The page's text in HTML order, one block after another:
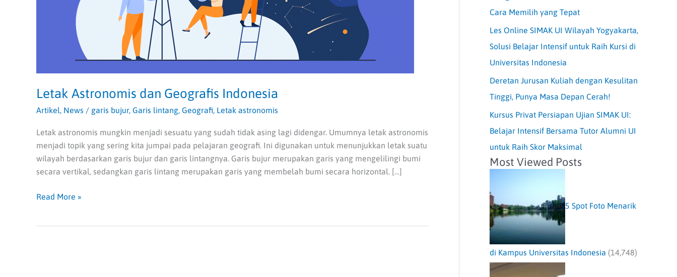
Letak Astronomis dan Geografis Indonesia
Artikel, News / garis bujur, Garis lintang, Geografi, Letak astronomis
Letak astronomis mungkin menjadi sesuatu yang sudah tidak asing lagi didengar. Umumnya letak astronomis
menjadi topik yang sering kita jumpai pada pelajaran geografi. Ini digunakan untuk menunjukkan letak suatu
wilayah berdasarkan garis bujur dan garis lintangnya. Garis bujur merupakan garis yang mengelilingi bumi
secara vertikal, sedangkan garis lintang merupakan garis yang membelah bumi secara horizontal. […]
Read More »
Cara Memilih yang Tepat
Les Online SIMAK UI Wilayah Yogyakarta,
Solusi Belajar Intensif untuk Raih Kursi di
Universitas Indonesia
Deretan Jurusan Kuliah dengan Kesulitan
Tinggi, Punya Masa Depan Cerah!
Kursus Privat Persiapan Ujian SIMAK UI:
Belajar Intensif Bersama Tutor Alumni UI
untuk Raih Skor Maksimal
Most Viewed Posts
5 Spot Foto Menarik
di Kampus Universitas Indonesia (14,748)